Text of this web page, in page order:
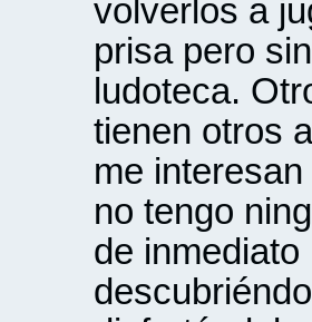
volverlos a
prisa pero
ludoteca.
tienen otros
me
no tengo
de